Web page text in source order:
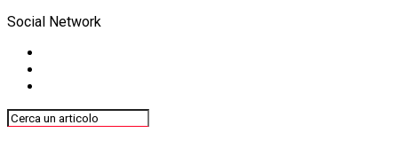
Social Network